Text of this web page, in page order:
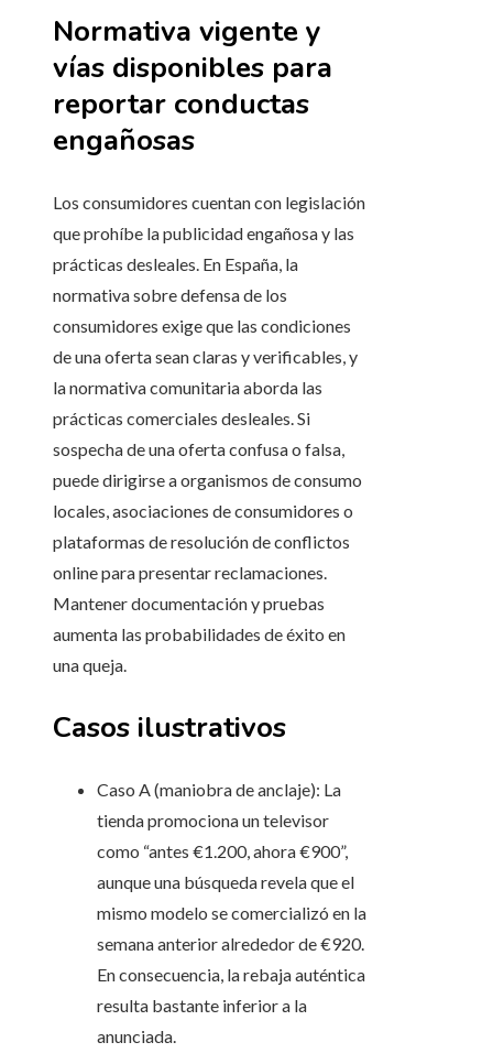
Normativa vigente y
vías disponibles para
reportar conductas
engañosas
Los consumidores cuentan con legislación
que prohíbe la publicidad engañosa y las
prácticas desleales. En España, la
normativa sobre defensa de los
consumidores exige que las condiciones
de una oferta sean claras y verificables, y
la normativa comunitaria aborda las
prácticas comerciales desleales. Si
sospecha de una oferta confusa o falsa,
puede dirigirse a organismos de consumo
locales, asociaciones de consumidores o
plataformas de resolución de conflictos
online para presentar reclamaciones.
Mantener documentación y pruebas
aumenta las probabilidades de éxito en
una queja.
Casos ilustrativos
Caso A (maniobra de anclaje): La
tienda promociona un televisor
como “antes €1.200, ahora €900”,
aunque una búsqueda revela que el
mismo modelo se comercializó en la
semana anterior alrededor de €920.
En consecuencia, la rebaja auténtica
resulta bastante inferior a la
anunciada.